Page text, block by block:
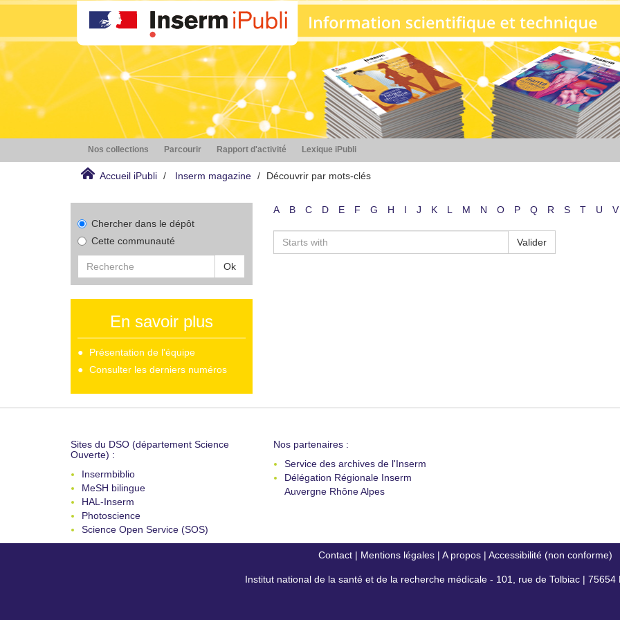
Nos collections Parcourir Rapport d'activité Lexique iPubli
Accueil iPubli Inserm magazine Découvrir par mots-clés
Chercher dans le dépôt
Cette communauté
Ok
En savoir plus
Présentation de l'équipe
Consulter les derniers numéros
A B C D E F G H I J K L M N O P Q R S T U V
Valider
Sites du DSO (département Science
Ouverte) :
Insermbiblio
MeSH bilingue
HAL-Inserm
Photoscience
Science Open Service (SOS)
Nos partenaires :
Service des archives de l'Inserm
Délégation Régionale Inserm
Auvergne Rhône Alpes
Contact| Mentions légales| A propos| Accessibilité (non conforme)
Institut national de la santé et de la recherche médicale - 101, rue de Tolbiac | 75654